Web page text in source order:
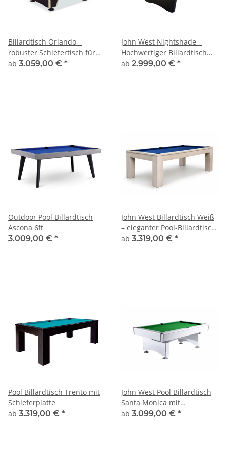
Billardtisch Orlando –
robuster Schiefertisch für
Schule, Verein & Zuhause
ab 3.059,00 € *
John West Nightshade –
Hochwertiger Billardtisch
mit Schieferplatte
ab 2.999,00 € *
Outdoor Pool Billardtisch
Ascona 6ft
3.009,00 € *
John West Billardtisch Weiß
– eleganter Pool-Billardtisch
mit Schieferplatte
ab 3.319,00 € *
Pool Billardtisch Trento mit
Schieferplatte
ab 3.319,00 € *
John West Pool Billardtisch
Santa Monica mit
Schieferplatte
ab 3.099,00 € *